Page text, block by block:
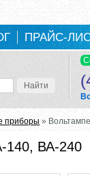
ПРАЙС-
приборы»
140, ВА-240